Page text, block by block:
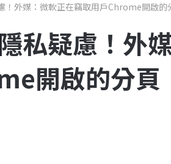
！外媒：微軟正在竊取用戶Chrome開啟的
私疑慮！外
開啟的分頁